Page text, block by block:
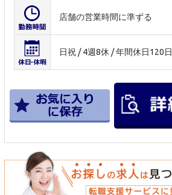
店舗の営業時間に準ずる
日祝 / 4週8休 / 年間休日120日